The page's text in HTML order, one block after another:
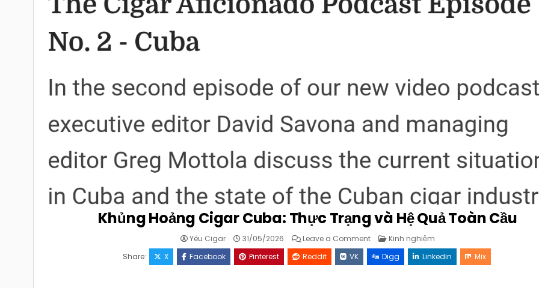
Khủng Hoảng Cigar Cuba: Thực Trạng và Hệ Quả Toàn Cầu
Yêu Cigar 31/05/2026 Leave a Commenton
Khủng
Hoảng
Cigar
Cuba:
Posted
Kinh nghiệm
Share:
X Facebook Pinterest Reddit VK Digg Linkedin Mix